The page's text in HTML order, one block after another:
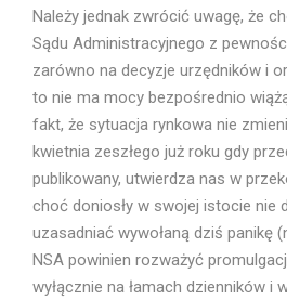
Należy jednak zwrócić uwagę, że
Sądu Administracyjnego z
zarówno na decyzje urzędników i
to nie ma mocy bezpośrednio
fakt, że sytuacja rynkowa nie
kwietnia zeszłego już roku gdy
publikowany, utwierdza nas w
choć doniosły w swojej istocie nie
uzasadniać wywołaną dziś panikę
NSA powinien rozważyć
wyłącznie na łamach dzienników i